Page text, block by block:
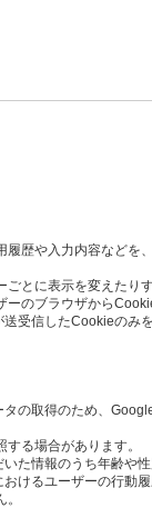
歴や入力内容などを
とに表示を変えたり
のブラウザから
受信したCookieのみを
の取得のため、
る場合があります。
た情報のうち年齢や
けるユーザーの行動